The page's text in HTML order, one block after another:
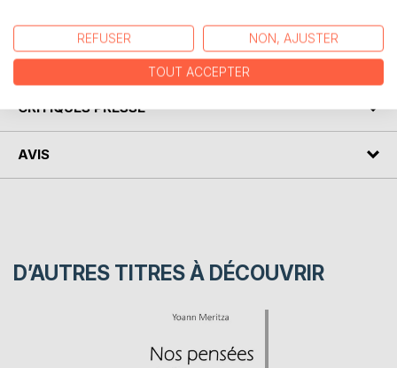
AUTEUR(S)
CRITIQUES PRESSE
AVIS
D’AUTRES TITRES À DÉCOUVRIR
REFUSER NON, AJUSTER
TOUT ACCEPTER